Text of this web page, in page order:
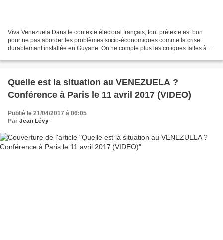
Viva Venezuela Dans le contexte électoral français, tout prétexte est bon
pour ne pas aborder les problèmes socio-économiques comme la crise
durablement installée en Guyane. On ne compte plus les critiques faites à
Quelle est la situation au VENEZUELA ?
Conférence à Paris le 11 avril 2017 (VIDEO)
Publié le 21/04/2017 à 06:05
Par Jean Lévy